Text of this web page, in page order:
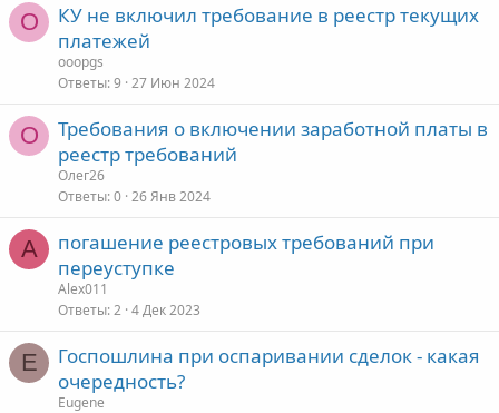
O
КУ не включил требование в реестр текущих
платежей
ooopgs
Ответы 9 27 Июн 2024
О
Требования о включении заработной платы в
реестр требований
Олег26
Ответы 0 26 Янв 2024
A
погашение реестровых требований при
переуступке
Alex011
Ответы 2 4 Дек 2023
E
Госпошлина при оспаривании сделок - какая
очередность?
Eugene